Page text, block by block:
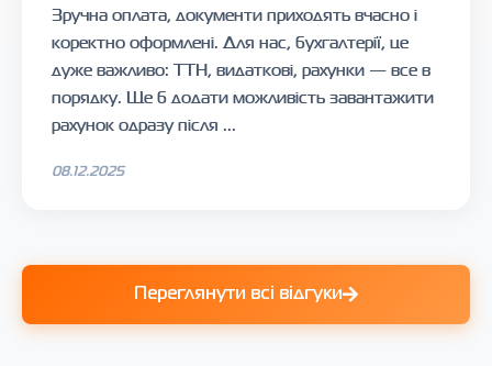
Зручна оплата, документи приходять вчасно і
коректно оформлені. Для нас, бухгалтерії, це
дуже важливо: ТТН, видаткові, рахунки — все в
порядку. Ще б додати можливість завантажити
рахунок одразу після ...
08.12.2025
Переглянути всі відгуки